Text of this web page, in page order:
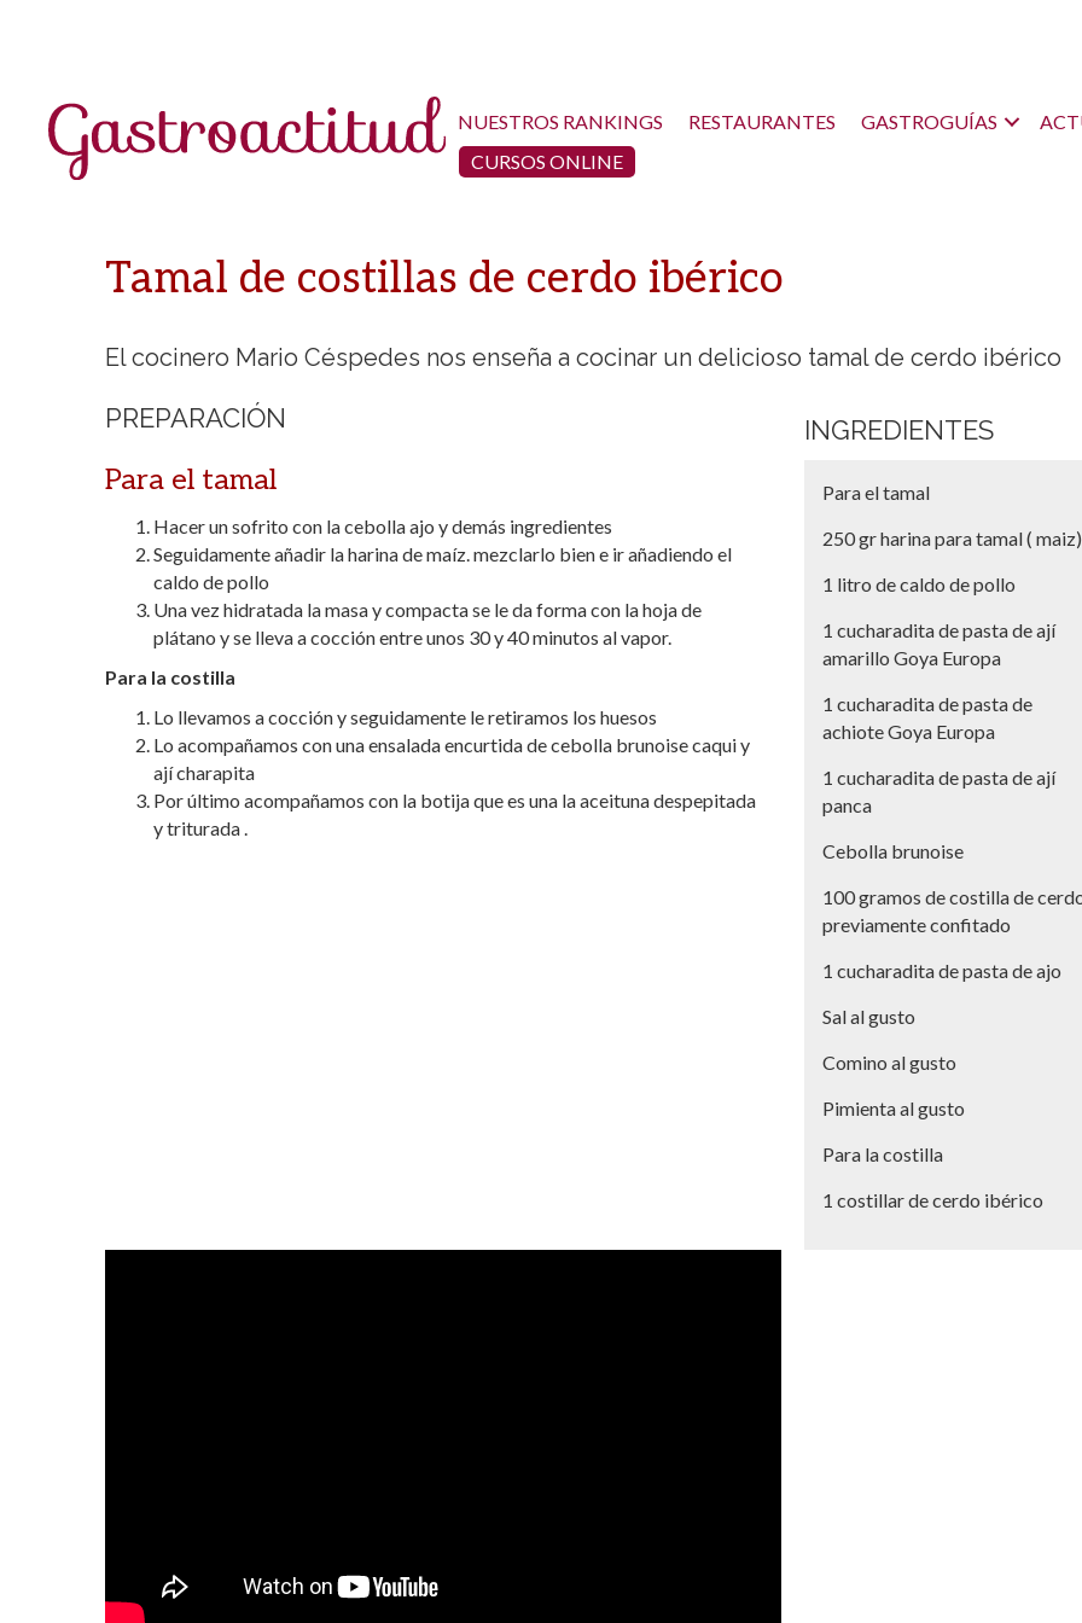
NUESTROS RANKINGS RESTAURANTES GASTROGUÍAS
CURSOS ONLINE
Tamal de costillas de cerdo ibérico
El cocinero Mario Céspedes nos enseña a cocinar un delicioso tamal de cerdo ibérico
INGREDIENTES
Para el tamal
250 gr harina para tamal ( maiz)
1 litro de caldo de pollo
1 cucharadita de pasta de ají
amarillo Goya Europa
1 cucharadita de pasta de
achiote Goya Europa
1 cucharadita de pasta de ají
panca
Cebolla brunoise
100 gramos de costilla de
previamente confitado
1 cucharadita de pasta de ajo
Sal al gusto
Comino al gusto
Pimienta al gusto
Para la costilla
1 costillar de cerdo ibérico
PREPARACIÓN
Para el tamal
Hacer un sofrito con la cebolla ajo y demás ingredientes
Seguidamente añadir la harina de maíz. mezclarlo bien e ir añadiendo el
caldo de pollo
Una vez hidratada la masa y compacta se le da forma con la hoja de
plátano y se lleva a cocción entre unos 30 y 40 minutos al vapor.
Para la costilla
Lo llevamos a cocción y seguidamente le retiramos los huesos
Lo acompañamos con una ensalada encurtida de cebolla brunoise caqui y
ají charapita
Por último acompañamos con la botija que es una la aceituna despepitada
y triturada .